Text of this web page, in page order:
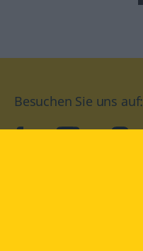
Besuchen Sie uns auf: